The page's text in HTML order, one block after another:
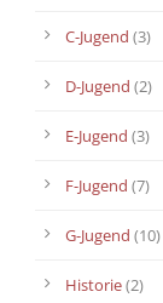
C-Jugend (3)
D-Jugend (2)
E-Jugend (3)
F-Jugend (7)
G-Jugend (10)
Historie(2)